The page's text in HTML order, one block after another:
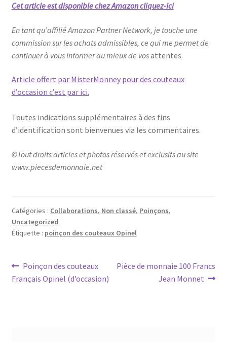
Cet article est disponible chez Amazoncliquez-ici
En tant qu’affilié Amazon Partner Network, je touche une
commission sur les achats admissibles, ce qui me permet de
continuer à vous informer au mieux de vosattentes.
Article offert par MisterMonney pour des couteaux
d’occasion c’est par ici.
Toutes indications supplémentaires à des fins
d’identification sont bienvenues via les commentaires.
©Tout droits articles et photos réservés et exclusifs au site
www.piecesdemonnaie.net
Catégories : Collaborations, Non classé, Poinçons,
Uncategorized
Étiquette : poinçon des couteaux Opinel
Poinçon des couteaux
Français Opinel (d’occasion)
Pièce de monnaie 100 Francs
Jean Monnet